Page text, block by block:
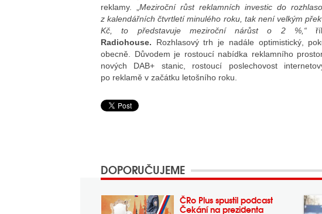
reklamy. „Meziroční růst reklamních investic do
z kalendářních čtvrtletí minulého roku, tak není velkým
Kč, to představuje meziroční nárůst o 2 %,“
Radiohouse. Rozhlasový trh je nadále optimistický,
obecně. Důvodem je rostoucí nabídka reklamního
nových DAB+ stanic, rostoucí poslechovost
po reklamě v začátku letošního roku.
DOPORUČUJEME
ČRo Plus spustil podcast
Čekání na prezidenta